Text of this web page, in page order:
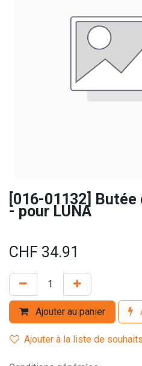
[016-01132]
- pour LUNA
CHF 34.91
Ajouter au panier
Ajouter à la liste de souhaits